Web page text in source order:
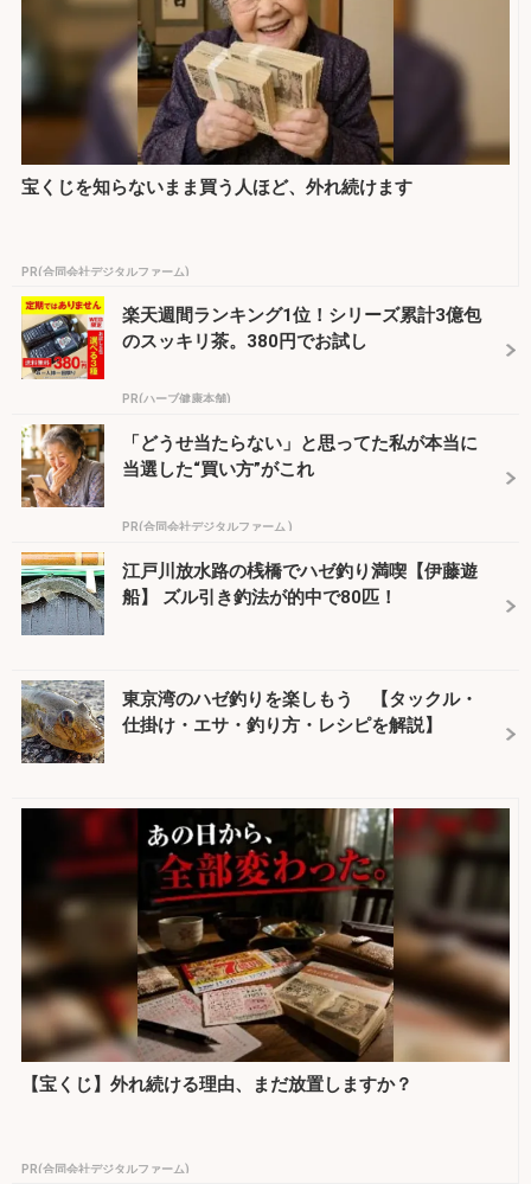
宝くじを知らないまま買う人ほど、外れ続けます
PR(合同会社デジタルファーム)
楽天週間ランキング1位！シリーズ累計3億包
のスッキリ茶。380円でお試し
PR(ハーブ健康本舗)
「どうせ当たらない」と思ってた私が本当に
当選した“買い方”がこれ
PR(合同会社デジタルファーム )
江戸川放水路の桟橋でハゼ釣り満喫【伊藤遊
船】 ズル引き釣法が的中で80匹！
東京湾のハゼ釣りを楽しもう 【タックル・
仕掛け・エサ・釣り方・レシピを解説】
【宝くじ】外れ続ける理由、まだ放置しますか？
PR(合同会社デジタルファーム)